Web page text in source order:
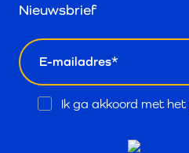
Nieuwsbrief
email
Opt
Ik ga akkoord met het